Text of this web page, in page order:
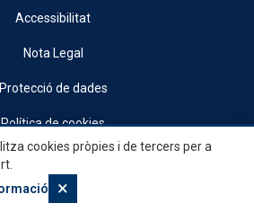
Accessibilitat
Nota Legal
Protecció de dades
Política de cookies
d’Indústria, Turisme, Innovació i Comerç •
de Competitivitat Empresarial
cookies pròpies i de tercers per a
×